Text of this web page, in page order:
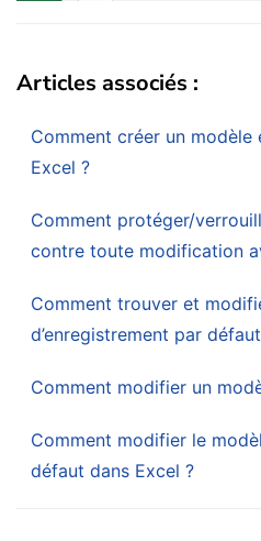
Articles associés :
Comment créer un modèle
Excel ?
Comment protéger/
contre toute modification
Comment trouver et
d’enregistrement par
Comment modifier un
Comment modifier le
défaut dans Excel ?